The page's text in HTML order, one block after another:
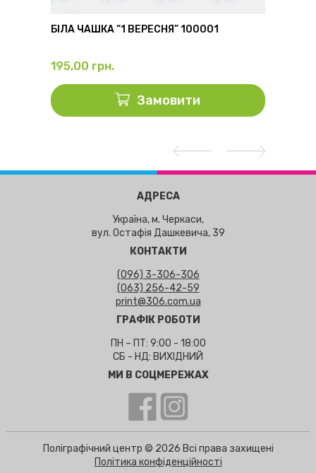
БІЛА ЧАШКА “1 ВЕРЕСНЯ” 100001
195,00 грн.
Замовити
АДРЕСА
Україна, м. Черкаси,
вул. Остафія Дашкевича, 39
КОНТАКТИ
(096) 3-306-306
(063) 256-42-59
print@306.com.ua
ГРАФІК РОБОТИ
ПН – ПТ: 9:00 - 18:00
СБ - НД: ВИХІДНИЙ
МИ В СОЦМЕРЕЖАХ
Поліграфічний центр © 2026 Всі права захищені
Політика конфіденційності